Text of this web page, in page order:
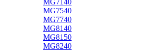
MG7140
MG7540
MG7740
MG8140
MG8150
MG8240